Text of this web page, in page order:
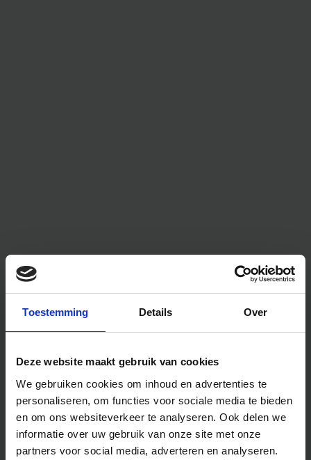
Toestemming Details Over
Deze website maakt gebruik van cookies
We gebruiken cookies om inhoud en advertenties te
personaliseren, om functies voor sociale media te bieden
en om ons websiteverkeer te analyseren. Ook delen we
informatie over uw gebruik van onze site met onze
partners voor social media, adverteren en analyseren.